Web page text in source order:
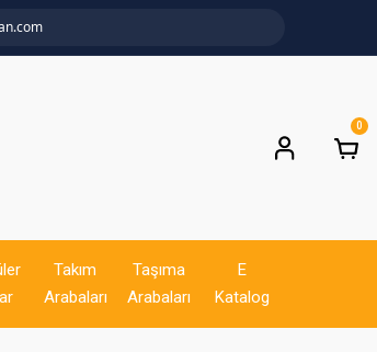
0
Takım
Arabaları
Taşıma
Arabaları
E
Katalog